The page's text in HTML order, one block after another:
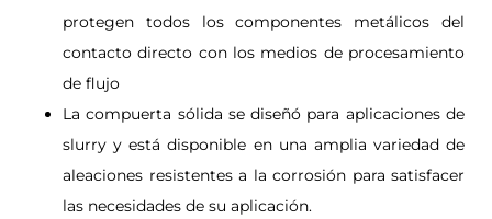
protegen todos los componentes metálicos del
contacto directo con los medios de procesamiento
de flujo
La compuerta sólida se diseñó para aplicaciones de
slurry y está disponible en una amplia variedad de
aleaciones resistentes a la corrosión para satisfacer
las necesidades de su aplicación.